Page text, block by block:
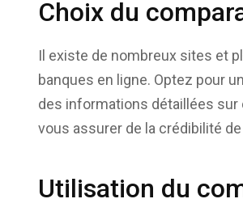
Choix du
Il existe de nombreux sites et
banques en ligne. Optez pour
des informations détaillées sur
vous assurer de la crédibilité
Utilisation du